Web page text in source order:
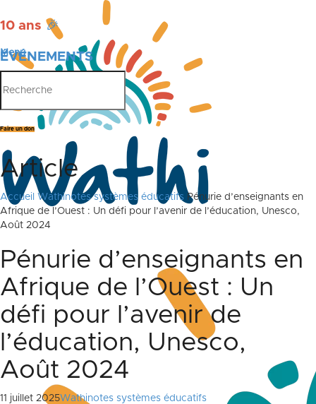
10 ans 🎉
ÉVÉNEMENTS
PUBLICATIONS
Menu
Faire un don
Article
Accueil Wathinotes systèmes éducatifs Pénurie d’enseignants en
Afrique de l’Ouest : Un défi pour l’avenir de l’éducation, Unesco,
Août 2024
Pénurie d’enseignants en
Afrique de l’Ouest : Un
défi pour l’avenir de
l’éducation, Unesco,
Août 2024
11 juillet 2025Wathinotes systèmes éducatifs